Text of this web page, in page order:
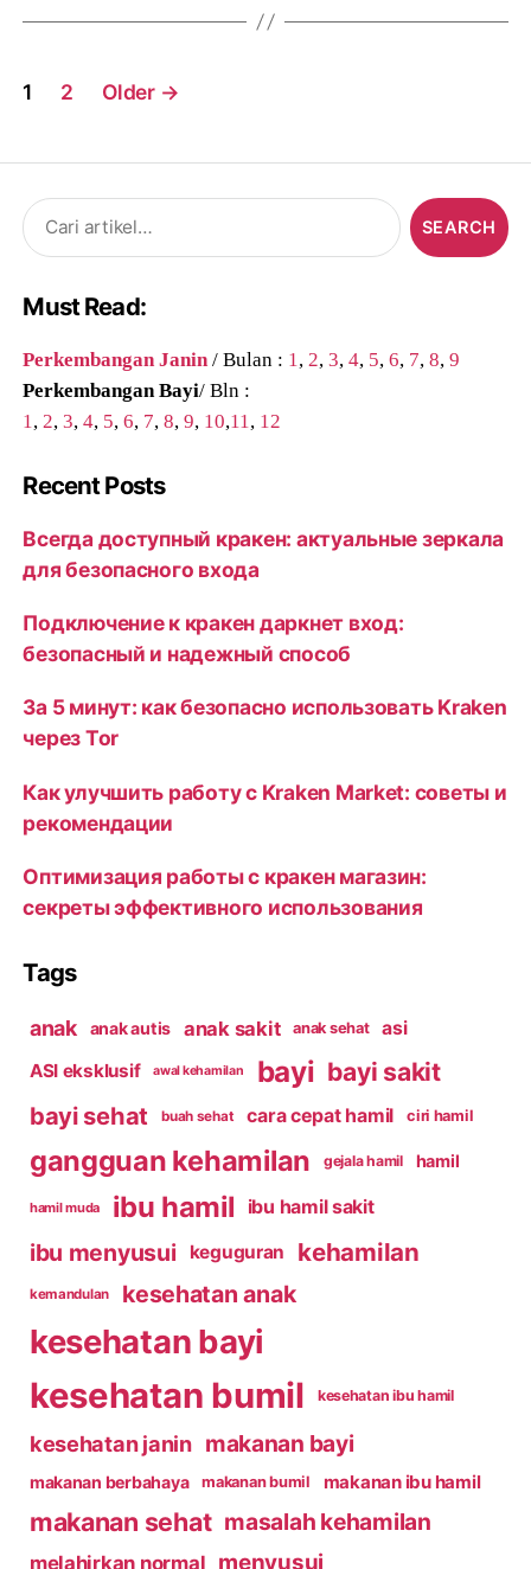
Posts
navigation
1 2 Older →
Search
for:
Must Read:
Perkembangan Janin/ Bulan : 1,2,3,4, 5,6, 7,8,9
Perkembangan Bayi/ Bln :
1,2,3,4, 5,6, 7,8,9, 10,11, 12
Recent Posts
Всегда доступный кракен: актуальные зеркала
для безопасного входа
Подключение к кракен даркнет вход:
безопасный и надежный способ
За 5 минут: как безопасно использовать Kraken
через Tor
Как улучшить работу с Kraken Market: советы и
рекомендации
Оптимизация работы с кракен магазин:
секреты эффективного использования
Tags
anak anak autis anak sakit anak sehat
asi
ASI eksklusif
awal kehamilan bayi bayi sakit
bayi sehat buah sehat cara cepat hamil ciri hamil
gangguan kehamilan gejala hamil hamil
hamil muda ibu hamil ibu hamil sakit
ibu menyusui keguguran kehamilan
kemandulan kesehatan anak
kesehatan bayi
kesehatan bumil kesehatan ibu hamil
kesehatan janin makanan bayi
makanan berbahaya makanan bumil makanan ibu hamil
makanan sehat masalah kehamilan
melahirkan normal menyusui